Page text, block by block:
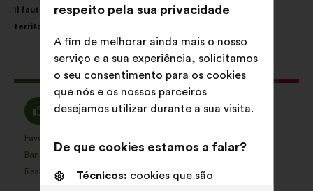
da
proposta:
Il faut adapter les mesures prises aux contraintes locales des
territoires
Esta
proposta
recebeu:
329 votos
repartição
é
Concordo
:
65%
Favorita
:vezes
Banalidade
:vezes
Realista
: 71
vezes
Voto
28%
Esta
foi
vezes
Indiferente
:vezes
respeito pela sua privacidade
A fim de melhorar ainda mais o nosso
serviço e a sua experiência, solicitamos
o seu consentimento para os cookies
que nós e os nossos parceiros
desejamos utilizar durante a sua visita.
De que cookies estamos a falar?
Técnicos: cookies que são